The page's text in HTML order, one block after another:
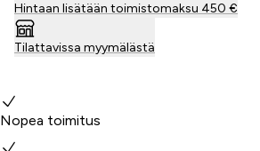
Hintaan lisätään toimistomaksu 450 €
Tilattavissa myymälästä
Miksi valita meidät?
Nopea toimitus